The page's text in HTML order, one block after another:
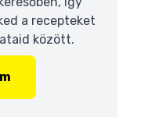
a recepteket
között.